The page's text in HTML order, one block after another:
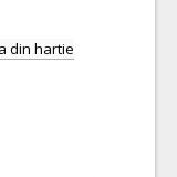
din hartie